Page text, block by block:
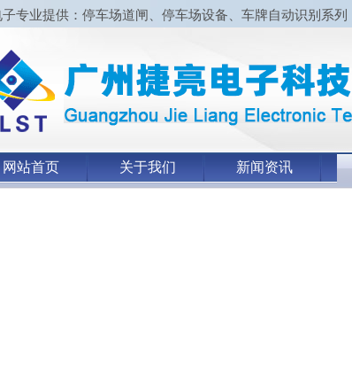
专业提供：停车场道闸、停车场设备、车牌自动识别系列
网站首页 关于我们 新闻资讯